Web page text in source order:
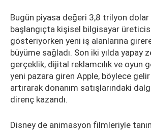
Bugün piyasa değeri 3,8 trilyon dolar
başlangıçta kişisel bilgisayar
gösteriyorken yeni iş alanlarına
büyüme sağladı. Son iki yılda yapay
gerçeklik, dijital reklamcılık ve oyun
yeni pazara giren Apple, böylece
artırarak donanım satışlarındaki
direnç kazandı.
Disney de animasyon filmleriyle